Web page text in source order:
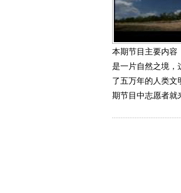
本期节目主要内容
是一片自然之境，
了五万年的人类文
期节目中志愿者就